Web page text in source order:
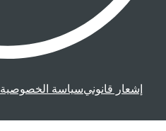
إشعار قانونيسياسة الخصوصية